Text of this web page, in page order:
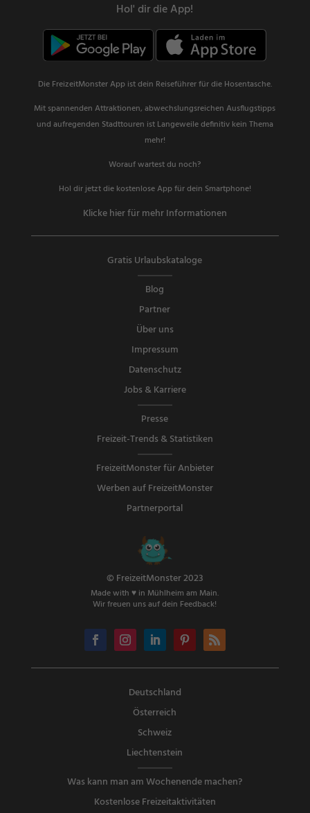
Hol' dir die App!
Die FreizeitMonster App ist dein Reiseführer für die Hosentasche.
Mit spannenden Attraktionen, abwechslungsreichen Ausflugstipps
und aufregenden Stadttouren ist Langeweile definitiv kein Thema
mehr!
Worauf wartest du noch?
Hol dir jetzt die kostenlose App für dein Smartphone!
Klicke hier für mehr Informationen
Gratis Urlaubskataloge
Blog
Partner
Über uns
Impressum
Datenschutz
Jobs & Karriere
Presse
Freizeit-Trends & Statistiken
FreizeitMonster für Anbieter
Werben auf FreizeitMonster
Partnerportal
© FreizeitMonster 2023
Made with ♥ in Mühlheim am Main.
Wir freuen uns auf dein Feedback!
Deutschland
Österreich
Schweiz
Liechtenstein
Was kann man am Wochenende machen?
Kostenlose Freizeitaktivitäten